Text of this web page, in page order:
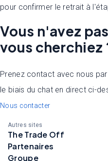
pour confirmer le retrait à
Vous n'avez
vous cherchiez
Prenez contact avec nous
le biais du chat en direct ci-
Nous contacter
Autres sites
The Trade Off
Partenaires
Groupe